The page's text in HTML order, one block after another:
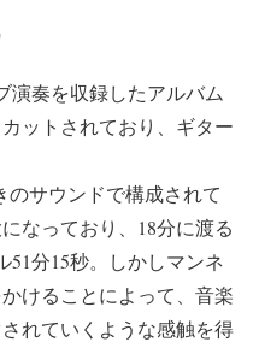
演奏を収録したアルバム
ットされており、ギター
のサウンドで構成されて
なっており、18分に渡る
51分15秒。しかしマンネ
けることによって、音楽
れていくような感触を得